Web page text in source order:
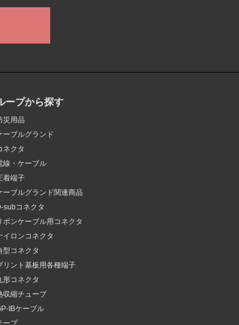
ープから探す
災用品
ーブルグランド
ネクタ
線・ケーブル
着端子
ーブルグランド関連商品
subコネクタ
ボンケーブル用コネクタ
イロンコネクタ
型コネクタ
リント基板用各種端子
形コネクタ
収縮チューブ
IBケーブル
ープ